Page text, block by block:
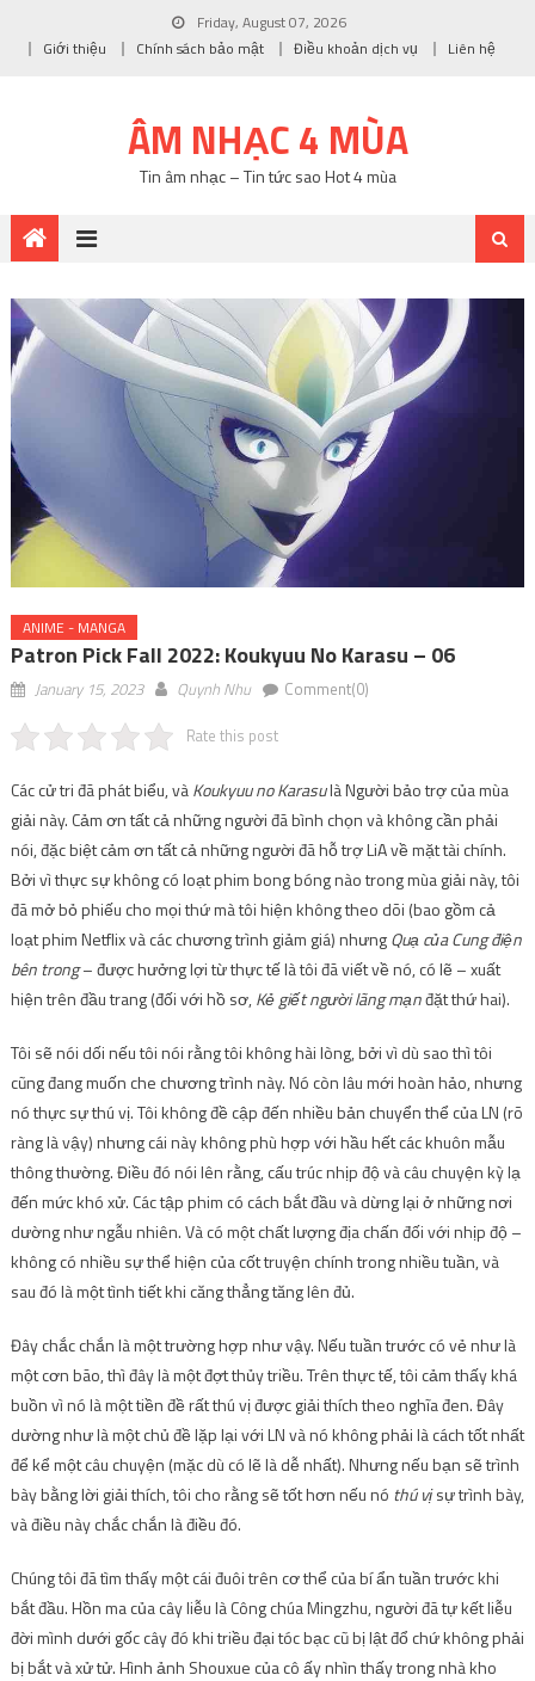
Friday, August 07, 2026
Giới thiệu
Chính sách bảo mật Điều khoản dịch vụ Liên hệ
ÂM NHẠC 4 MÙA
Tin âm nhạc – Tin tức sao Hot 4 mùa
ANIME - MANGA
Patron Pick Fall 2022: Koukyuu No Karasu – 06
January 15, 2023 Quynh Nhu Comment(0)
Rate this post
Các cử tri đã phát biểu, vàKoukyuu no Karasulà Người bảo trợ của mùa
giải này. Cảm ơn tất cả những người đã bình chọn và không cần phải
nói, đặc biệt cảm ơn tất cả những người đã hỗ trợ LiA về mặt tài chính.
Bởi vì thực sự không có loạt phim bong bóng nào trong mùa giải này, tôi
đã mở bỏ phiếu cho mọi thứ mà tôi hiện không theo dõi (bao gồm cả
loạt phim Netflix và các chương trình giảm giá) nhưngQuạ của Cung điện
bên trong– được hưởng lợi từ thực tế là tôi đã viết về nó, có lẽ – xuất
hiện trên đầu trang (đối với hồ sơ,Kẻ giết người lãng mạnđặt thứ hai).
Tôi sẽ nói dối nếu tôi nói rằng tôi không hài lòng, bởi vì dù sao thì tôi
cũng đang muốn che chương trình này. Nó còn lâu mới hoàn hảo, nhưng
nó thực sự thú vị. Tôi không đề cập đến nhiều bản chuyển thể của LN (rõ
ràng là vậy) nhưng cái này không phù hợp với hầu hết các khuôn mẫu
thông thường. Điều đó nói lên rằng, cấu trúc nhịp độ và câu chuyện kỳ ​​lạ
đến mức khó xử. Các tập phim có cách bắt đầu và dừng lại ở những nơi
dường như ngẫu nhiên. Và có một chất lượng địa chấn đối với nhịp độ –
không có nhiều sự thể hiện của cốt truyện chính trong nhiều tuần, và
sau đó là một tình tiết khi căng thẳng tăng lên đủ.
Đây chắc chắn là một trường hợp như vậy. Nếu tuần trước có vẻ như là
một cơn bão, thì đây là một đợt thủy triều. Trên thực tế, tôi cảm thấy khá
buồn vì nó là một tiền đề rất thú vị được giải thích theo nghĩa đen. Đây
dường như là một chủ đề lặp lại với LN và nó không phải là cách tốt nhất
để kể một câu chuyện (mặc dù có lẽ là dễ nhất). Nhưng nếu bạn sẽ trình
bày bằng lời giải thích, tôi cho rằng sẽ tốt hơn nếu nó thú vịsự trình bày,
và điều này chắc chắn là điều đó.
Chúng tôi đã tìm thấy một cái đuôi trên cơ thể của bí ẩn tuần trước khi
bắt đầu. Hồn ma của cây liễu là Công chúa Mingzhu, người đã tự kết liễu
đời mình dưới gốc cây đó khi triều đại tóc bạc cũ bị lật đổ chứ không phải
bị bắt và xử tử. Hình ảnh Shouxue của cô ấy nhìn thấy trong nhà kho